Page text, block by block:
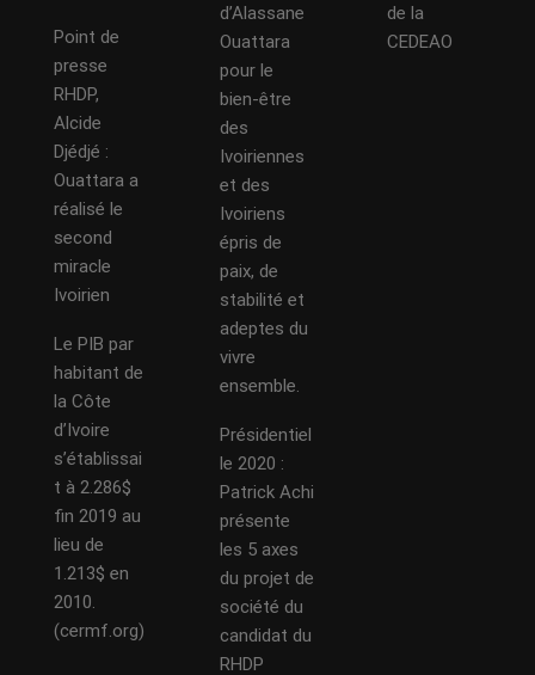
Point de
presse
RHDP,
Alcide
Djédjé :
Ouattara a
réalisé le
second
miracle
Ivoirien
Le PIB par
habitant de
la Côte
d’Ivoire
s’établissai
t à 2.286$
fin 2019 au
lieu de
1.213$ en
2010.
(cermf.org)
d’Alassane
Ouattara
pour le
bien-être
des
Ivoiriennes
et des
Ivoiriens
épris de
paix, de
stabilité et
adeptes du
vivre
ensemble.
Présidentiel
le 2020 :
Patrick Achi
présente
les 5 axes
du projet de
société du
candidat du
RHDP
de la
CEDEAO